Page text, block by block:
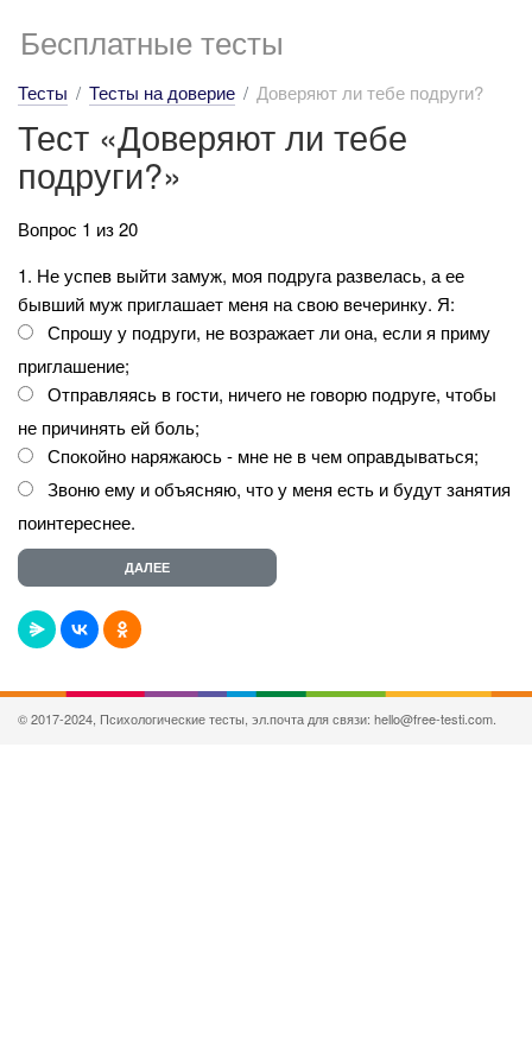
Бесплатные тесты
Тесты Тесты на доверие Доверяют ли тебе подруги?
Тест «Доверяют ли тебе
подруги?»
Вопрос 1 из 20
1. Не успев выйти замуж, моя подруга развелась, а ее
бывший муж приглашает меня на свою вечеринку. Я:
Спрошу у подруги, не возражает ли она, если я приму
приглашение;
Отправляясь в гости, ничего не говорю подруге, чтобы
не причинять ей боль;
Спокойно наряжаюсь - мне не в чем оправдываться;
Звоню ему и объясняю, что у меня есть и будут занятия
поинтереснее.
© 2017-2024, Психологические тесты, эл.почта для связи: hello@free-testi.com.